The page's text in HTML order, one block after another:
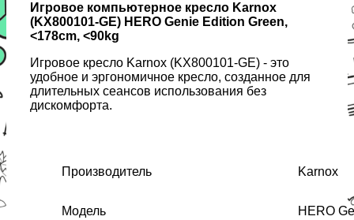
Игровое компьютерное кресло Karnox
(KX800101-GE) HERO Genie Edition Green,
<178cm, <90kg
Игровое кресло Karnox (KX800101-GE) - это
удобное и эргономичное кресло, созданное для
длительных сеансов использования без
дискомфорта.
Производитель Karnox
Модель HERO